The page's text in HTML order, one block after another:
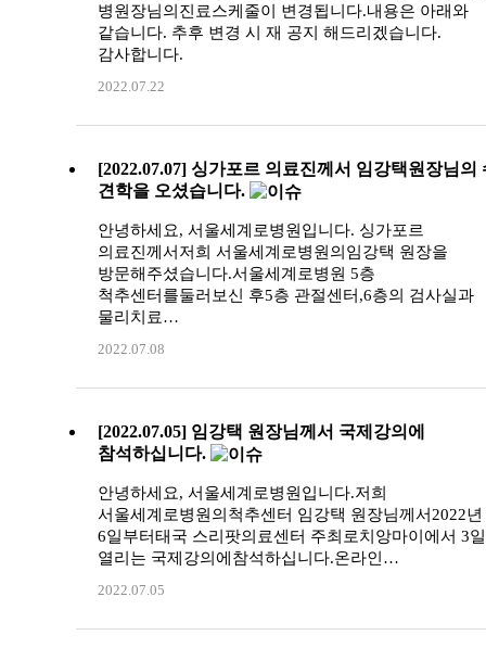
병원장님의진료스케줄이 변경됩니다.내용은 아래와
같습니다. 추후 변경 시 재 공지 해드리겠습니다.
감사합니다.
2022.07.22
[2022.07.07] 싱가포르 의료진께서 임강택원장님의
견학을 오셨습니다.
안녕하세요, 서울세계로병원입니다. 싱가포르
의료진께서저희 서울세계로병원의임강택 원장을
방문해주셨습니다.서울세계로병원 5층
척추센터를둘러보신 후5층 관절센터,6층의 검사실과
물리치료…
2022.07.08
[2022.07.05] 임강택 원장님께서 국제강의에
참석하십니다.
안녕하세요, 서울세계로병원입니다.저희
서울세계로병원의척추센터 임강택 원장님께서2022년
6일부터태국 스리팟의료센터 주최로치앙마이에서 3
열리는 국제강의에참석하십니다.온라인…
2022.07.05